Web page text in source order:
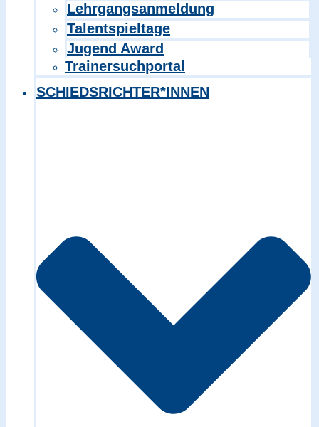
Lehrgangsanmeldung
Talentspieltage
Jugend Award
Trainersuchportal
SCHIEDSRICHTER*INNEN